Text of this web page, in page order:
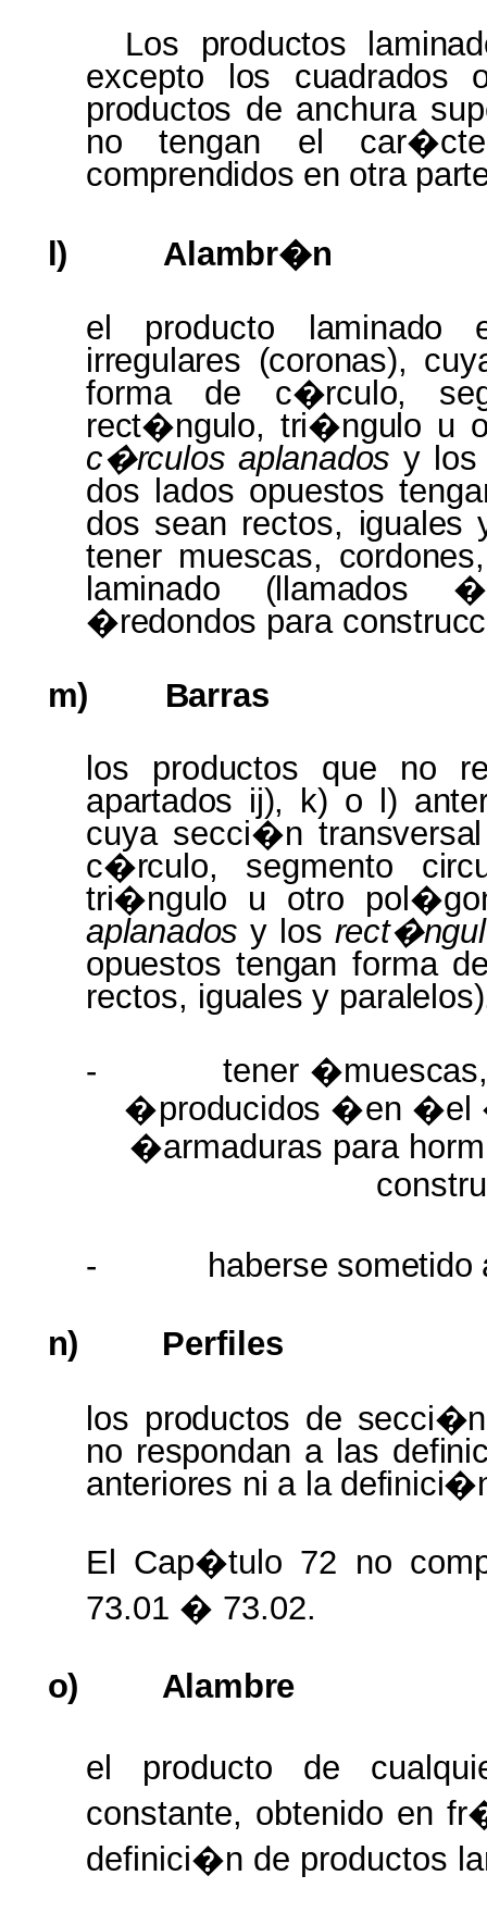
Los productos
excepto
los cuadrados
productos de anchura
no
tengan el
comprendidos en otra
l)
Alambr�n
el producto
laminado
irregulares (coronas),
forma de c�rculo,
rect�ngulo, tri�ngulo u
c�rculos aplanados y
dos
lados opuestos
dos sean rectos, iguales
tener muescas,
laminado (llamados
�redondos para
m)
Barras
los productos que no
apartados ij),
k) o l)
cuya secci�n
c�rculo, segmento
tri�ngulo u otro
aplanadosy los
opuestos tengan forma
rectos, igualesy
-
tener �
�producidos �en �el
�armaduras para
- haberse sometido
n)
Perfiles
los productos de secci�n
no respondan a las
anteriores ni a la
El Cap�tulo 72 no
73.01 � 73.02.
o) Alambre
el producto de
constante, obtenido en
definici�n de productos